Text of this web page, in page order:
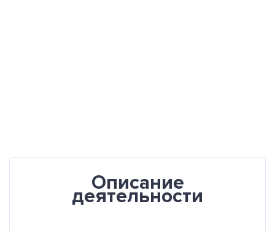
Описание
деятельности